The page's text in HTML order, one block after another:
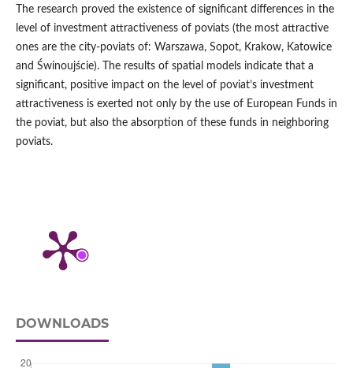
The research proved the existence of significant differences in the
level of investment attractiveness of poviats (the most attractive
ones are the city‑poviats of: Warszawa, Sopot, Krakow, Katowice
and Świnoujście). The results of spatial models indicate that a
significant, positive impact on the level of poviat’s investment
attractiveness is exerted not only by the use of European Funds in
the poviat, but also the absorption of these funds in neighboring
poviats.
DOWNLOADS